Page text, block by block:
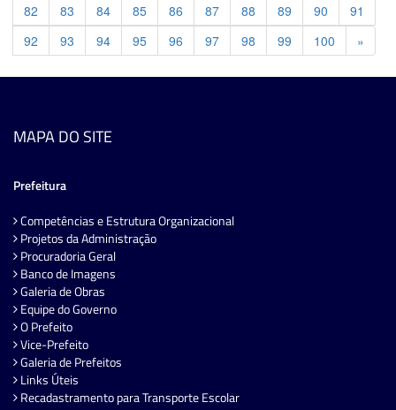
82
83 84 85 86 87 88 89 90
91
92
93 94 95 96 97 98 99 100 »
MAPA DO SITE
Prefeitura
Competências e Estrutura Organizacional
Projetos da Administração
Procuradoria Geral
Banco de Imagens
Galeria de Obras
Equipe do Governo
O Prefeito
Vice-Prefeito
Galeria de Prefeitos
Links Úteis
Recadastramento para Transporte Escolar